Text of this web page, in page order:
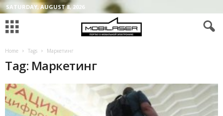
SATURDAY, AUGUST 8, 2026
Home Tags Маркетинг
Tag: Маркетинг